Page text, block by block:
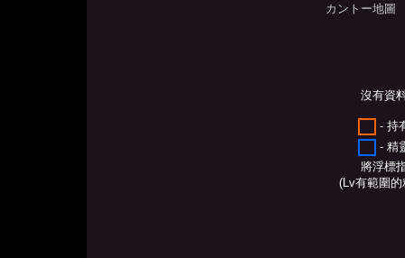
カントー地圖
沒有資
- 持
- 精
將浮標
(Lv有範圍